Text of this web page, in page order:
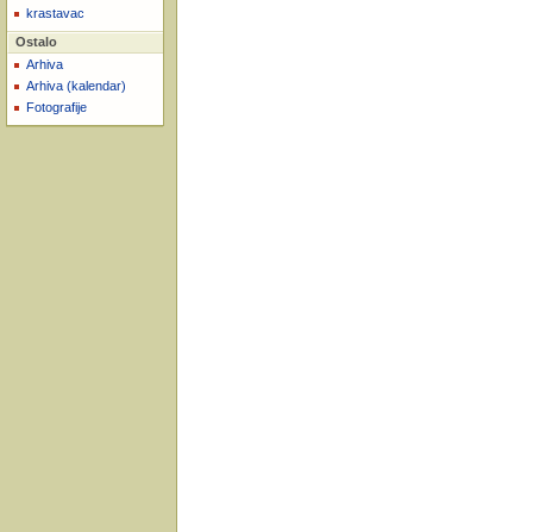
krastavac
Ostalo
Arhiva
Arhiva (kalendar)
Fotografije